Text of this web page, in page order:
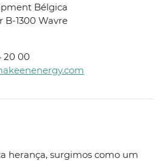
Bélgica
B-1300 Wavre
20 00
herança, surgimos como um